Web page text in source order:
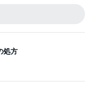
処方